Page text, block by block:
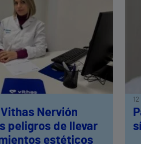
Nervión
peligros de llevar
estéticos